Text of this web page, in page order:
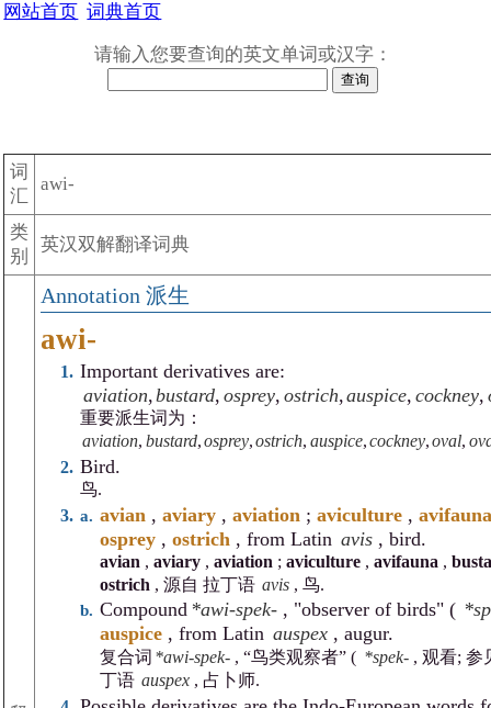
网站首页 词典首页
请输入您要查询的英文单词或汉字：
词
汇
awi-
类
别
英汉双解翻译词典
派生
awi-
Important derivatives are:
aviation,bustard, osprey, ostrich,auspice, cockney,
重要派生词为：
aviation, bustard,osprey,ostrich, auspice,cockney,oval,
Bird.
鸟.
avian , aviary, aviation ; aviculture, avifauna
osprey, ostrich , from Latin avis, bird.
avian , aviary, aviation ; aviculture, avifauna ,
ostrich , 源自 拉丁语 avis , 鸟.
Compound *awi-spek-, "observer of birds" (
auspice, from Latin auspex, augur.
复合词 *awi-spek- , “鸟类观察者” ( *spek-, 观看; 参
丁语 auspex , 占卜师.